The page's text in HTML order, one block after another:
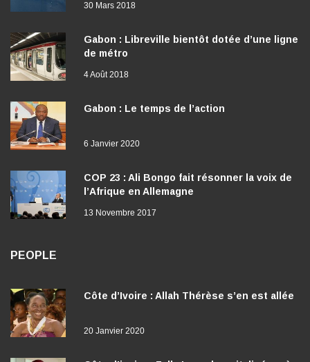
30 Mars 2018
Gabon : Libreville bientôt dotée d’une ligne
de métro
4 Août 2018
Gabon : Le temps de l’action
6 Janvier 2020
COP 23 : Ali Bongo fait résonner la voix de
l’Afrique en Allemagne
13 Novembre 2017
PEOPLE
Côte d’Ivoire : Allah Thérèse s’en est allée
20 Janvier 2020